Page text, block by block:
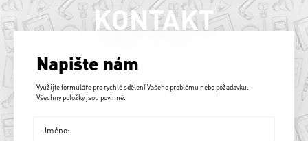
KONTAKT
Napište nám
Využijte formuláře pro rychlé sdělení Vašeho problému nebo požadavku.
Všechny položky jsou povinné.